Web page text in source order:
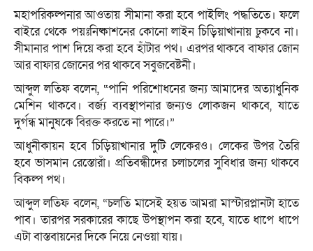
মহাপরিকল্পনার আওতায় সীমানা করা হবে পাইলিং পদ্ধতিতে। ফলে
বাইরে থেকে পয়ঃনিষ্কাশনের কোনো লাইন চিড়িয়াখানায় ঢুকবে না।
সীমানার পাশ দিয়ে করা হবে হাঁটার পথ। এরপর থাকবে বাফার জোন
আর বাফার জোনের পর থাকবে সবুজবেষ্টনী।
আব্দুল লতিফ বলেন, “পানি পরিশোধনের জন্য আমাদের অত্যাধুনিক
মেশিন থাকবে। বর্জ্য ব্যবস্থাপনার জন্যও লোকজন থাকবে, যাতে
দুর্গন্ধ মানুষকে বিরক্ত করতে না পারে।”
আধুনীকায়ন হবে চিড়িয়াখানার দুটি লেকেরও। লেকের উপর তৈরি
হবে ভাসমান রেস্তোরাঁ। প্রতিবন্ধীদের চলাচলের সুবিধার জন্য থাকবে
বিকল্প পথ।
আব্দুল লতিফ বলেন, “চলতি মাসেই হয়ত আমরা মাস্টারপ্লানটা হাতে
পাব। তারপর সরকারের কাছে উপস্থাপন করা হবে, যাতে ধাপে ধাপে
এটা বাস্তবায়নের দিকে নিয়ে নেওয়া যায়।